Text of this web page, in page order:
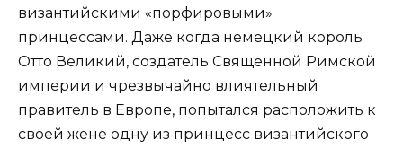
византийскими «порфировыми»
принцессами. Даже когда немецкий король
Отто Великий, создатель Священной Римской
империи и чрезвычайно влиятельный
правитель в Европе, попытался расположить к
своей жене одну из принцесс византийского